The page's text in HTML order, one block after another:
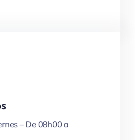
– De 08h00 a